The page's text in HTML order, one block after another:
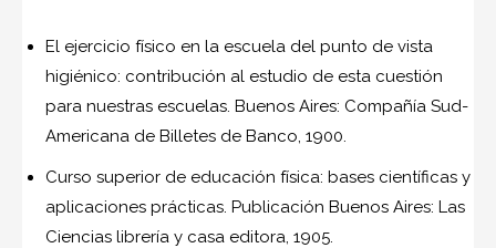
El ejercicio físico en la escuela del punto de vista
higiénico: contribución al estudio de esta cuestión
para nuestras escuelas. Buenos Aires: Compañía Sud-
Americana de Billetes de Banco, 1900.
Curso superior de educación física: bases científicas y
aplicaciones prácticas. Publicación Buenos Aires: Las
Ciencias librería y casa editora, 1905.